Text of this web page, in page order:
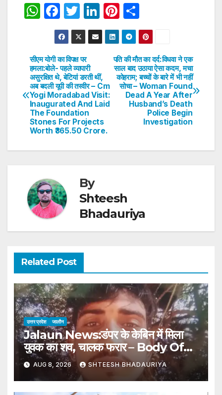
W
s
A
p
p
F
a
c
e
b
o
o
k
T
w
itt
er
Li
n
k
dI
n
Pi
nt
er
e
st
h
ar
e
Post
navigation
पति की मौत का दर्द:विधवा ने एक
साल बाद उठाया ऐसा कदम, मचा
कोहराम; बच्चों के बारे में भी नहीं
सोचा – Woman Found
Dead A Year After
Husband’s Death
Police Begin
Investigation
सीएम योगी का विपक्ष पर
हमला:बोले- पहले व्यापारी
असुरक्षित थे, बेटियां डरती थीं,
अब बदली यूपी की तस्वीर – Cm
Yogi Moradabad Visit:
Inaugurated And Laid
The Foundation
Stones For Projects
Worth ₹365.50 Crore.
By
Shteesh
Bhadauriya
Related Post
उत्तर प्रदेश जालौन
Jalaun News:डंपर के केबिन में मिला
युवक का शव, चालक फरार – Body Of
Young Man Found In Dumper
Cabin; Driver Absconding
AUG 8, 2026 SHTEESH BHADAURIYA